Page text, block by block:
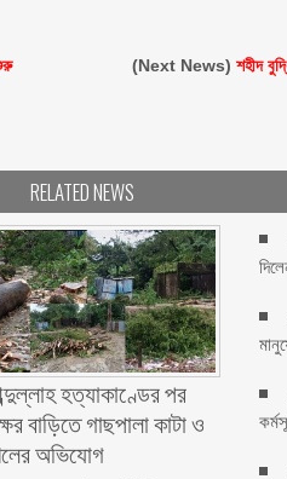
(Next News)শহীদ
RELATED NEWS
হত্যাকাণ্ডের পর
বাড়িতে গাছপালা কাটা ও
অভিযোগ